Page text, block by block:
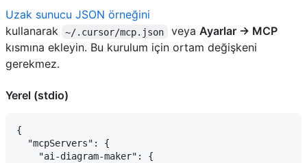
Uzak sunucu JSON örneğini
kullanarak
~/.cursor/mcp.json veya Ayarlar → MCP
kısmına ekleyin. Bu kurulum için ortam değişkeni
gerekmez.
Yerel (stdio)
{
  "mcpServers": {
    "ai-diagram-maker": {